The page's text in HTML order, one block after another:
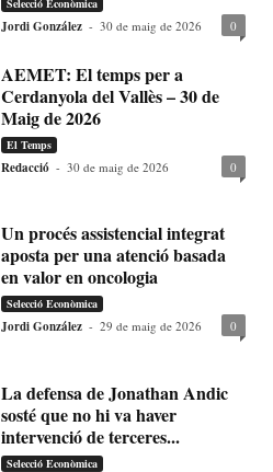
Jordi González - 30 de maig de 2026 0
AEMET: El temps per a
Cerdanyola del Vallès – 30 de
Maig de 2026
El Temps
Redacció - 30 de maig de 2026 0
Un procés assistencial integrat
aposta per una atenció basada
en valor en oncologia
Selecció Econòmica
Jordi González - 29 de maig de 2026 0
La defensa de Jonathan Andic
sosté que no hi va haver
intervenció de terceres...
Selecció Econòmica